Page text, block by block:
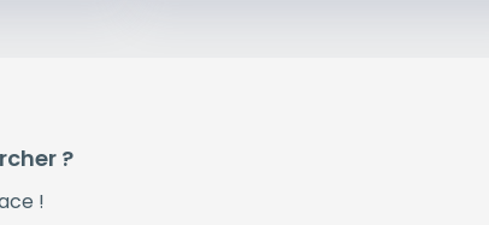
?
!